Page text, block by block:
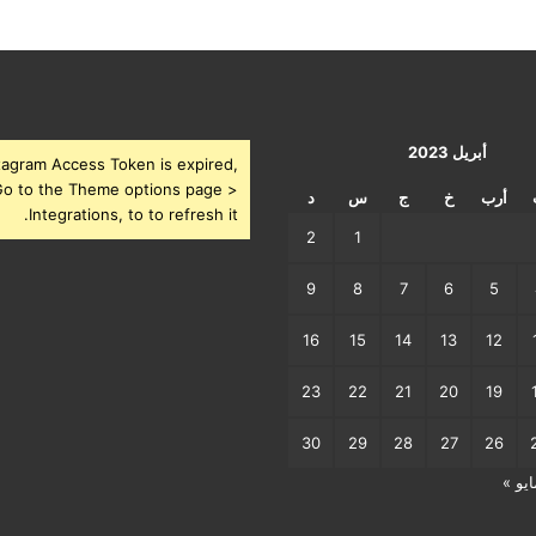
أبريل 2023
أرب خ ج س د
1
2
5
6
7
8
9
12
13
14
15
16
19
20
21
22
23
26
27
28
29
30
»
Access Token is expired,
to the Theme options page >
Integrations, to to refresh it.